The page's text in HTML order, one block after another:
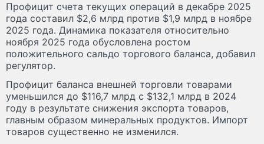
Профицит счета текущих операций в декабре 2025
года составил $2,6 млрд против $1,9 млрд в ноябре
2025 года. Динамика показателя относительно
ноября 2025 года обусловлена ростом
положительного сальдо торгового баланса, добавил
регулятор.
Профицит баланса внешней торговли товарами
уменьшился до $116,7 млрд с $132,1 млрд в 2024
году в результате снижения экспорта товаров,
главным образом минеральных продуктов. Импорт
товаров существенно не изменился.